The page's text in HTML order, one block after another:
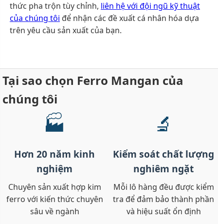
thức pha trộn tùy chỉnh, liên hệ với đội ngũ kỹ thuật
của chúng tôi để nhận các đề xuất cá nhân hóa dựa
trên yêu cầu sản xuất của bạn.
Tại sao chọn Ferro Mangan của
chúng tôi
🏭
Hơn 20 năm kinh
nghiệm
Chuyên sản xuất hợp kim
ferro với kiến thức chuyên
sâu về ngành
🔬
Kiểm soát chất lượng
nghiêm ngặt
Mỗi lô hàng đều được kiểm
tra để đảm bảo thành phần
và hiệu suất ổn định